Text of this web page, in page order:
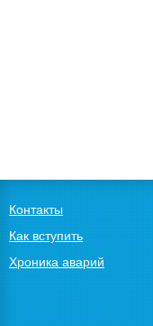
Контакты
Как вступить
Хроника аварий